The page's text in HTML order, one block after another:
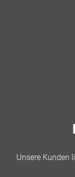
Unsere Kunden